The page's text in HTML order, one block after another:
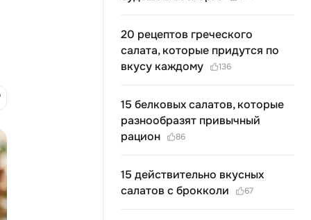
20 рецептов греческого
салата, которые придутся по
вкусу каждому
136
15 белковых салатов, которые
разнообразят привычный
рацион
86
15 действительно вкусных
салатов с брокколи
67